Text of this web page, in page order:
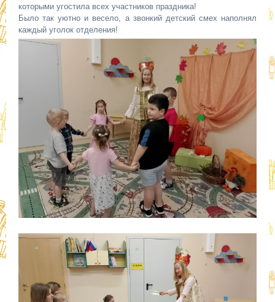
которыми угостила всех участников праздника!
Было так уютно и весело, а звонкий детский смех наполнял
каждый уголок отделения!